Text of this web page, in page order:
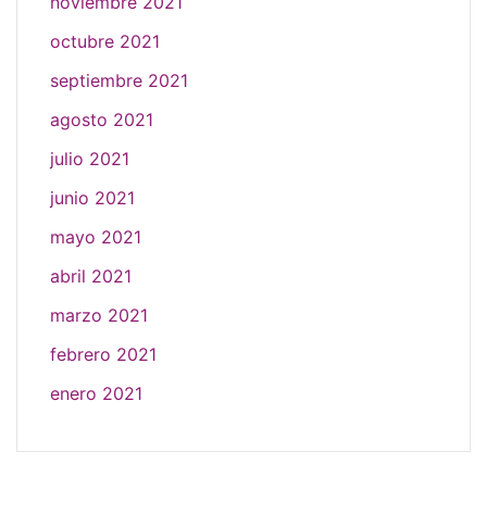
octubre 2021
septiembre 2021
agosto 2021
julio 2021
junio 2021
mayo 2021
abril 2021
marzo 2021
febrero 2021
enero 2021